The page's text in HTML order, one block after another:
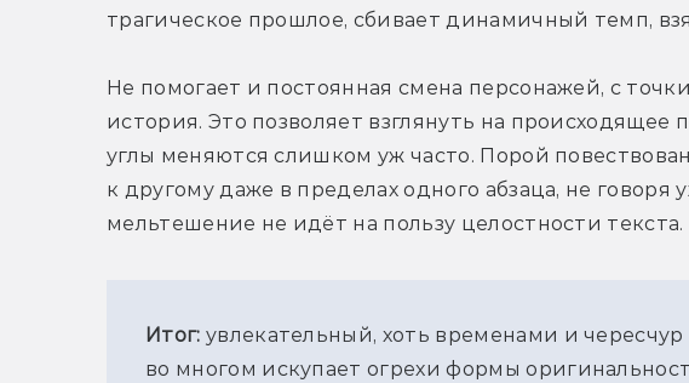
трагическое прошлое, сбивает динамичный темп,
Не помогает и постоянная смена персонажей, с
история. Это позволяет взглянуть на
углы меняются слишком уж часто. Порой
к другому даже в пределах одного абзаца, не говоря
мельтешение не идёт на пользу целостности текста.
Итог: увлекательный, хоть временами и
во многом искупает огрехи формы